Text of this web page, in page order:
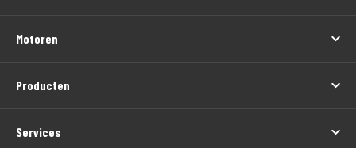
Motoren
Producten
Services